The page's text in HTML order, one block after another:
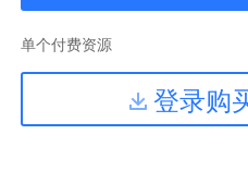
单个付费资源
登录购